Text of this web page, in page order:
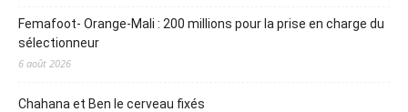
Femafoot- Orange-Mali : 200 millions pour la prise en charge du
sélectionneur
6 août 2026
Chahana et Ben le cerveau fixés